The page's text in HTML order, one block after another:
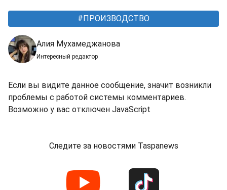
ПРОИЗВОДСТВО
Алия Мухамеджанова
Интересный редактор
Если вы видите данное сообщение, значит возникли
проблемы с работой системы комментариев.
Возможно у вас отключен JavaScript
Следите за новостями Taspanews